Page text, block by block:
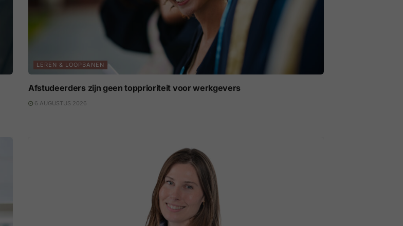
LEREN & LOOPBANEN
Afstudeerders zijn geen topprioriteit voor werkgevers
6 AUGUSTUS 2026